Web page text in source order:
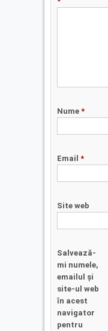
Nume *
Email *
Site web
Salvează-
mi numele,
emailul și
site-ul web
în acest
navigator
pentru